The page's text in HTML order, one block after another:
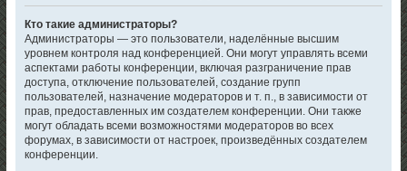
Кто такие администраторы?
Администраторы — это пользователи, наделённые высшим
уровнем контроля над конференцией. Они могут управлять всеми
аспектами работы конференции, включая разграничение прав
доступа, отключение пользователей, создание групп
пользователей, назначение модераторов и т. п., в зависимости от
прав, предоставленных им создателем конференции. Они также
могут обладать всеми возможностями модераторов во всех
форумах, в зависимости от настроек, произведённых создателем
конференции.